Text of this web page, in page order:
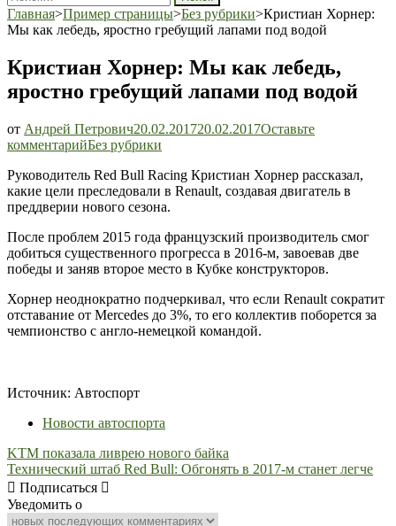
Главная>Пример страницы>Без рубрики>Кристиан Хорнер:
Мы как лебедь, яростно гребущий лапами под водой
Кристиан Хорнер: Мы как лебедь,
яростно гребущий лапами под водой
от Андрей Петрович20.02.201720.02.2017Оставьте
комментарийКристиан
Мы
как
лебедь,
гребущий
лапами
под
Без рубрики
Руководитель Red Bull Racing Кристиан Хорнер рассказал,
какие цели преследовали в Renault, создавая двигатель в
преддверии нового сезона.
После проблем 2015 года французский производитель смог
добиться существенного прогресса в 2016-м, завоевав две
победы и заняв второе место в Кубке конструкторов.
Хорнер неоднократно подчеркивал, что если Renault сократит
отставание от Mercedes до 3%, то его коллектив поборется за
чемпионство с англо-немецкой командой.
Источник: Автоспорт
Новости автоспорта
Навигация
по
записям
KTM показала ливрею нового байка
Технический штаб Red Bull: Обгонять в 2017-м станет легче
Подписаться
Уведомить о